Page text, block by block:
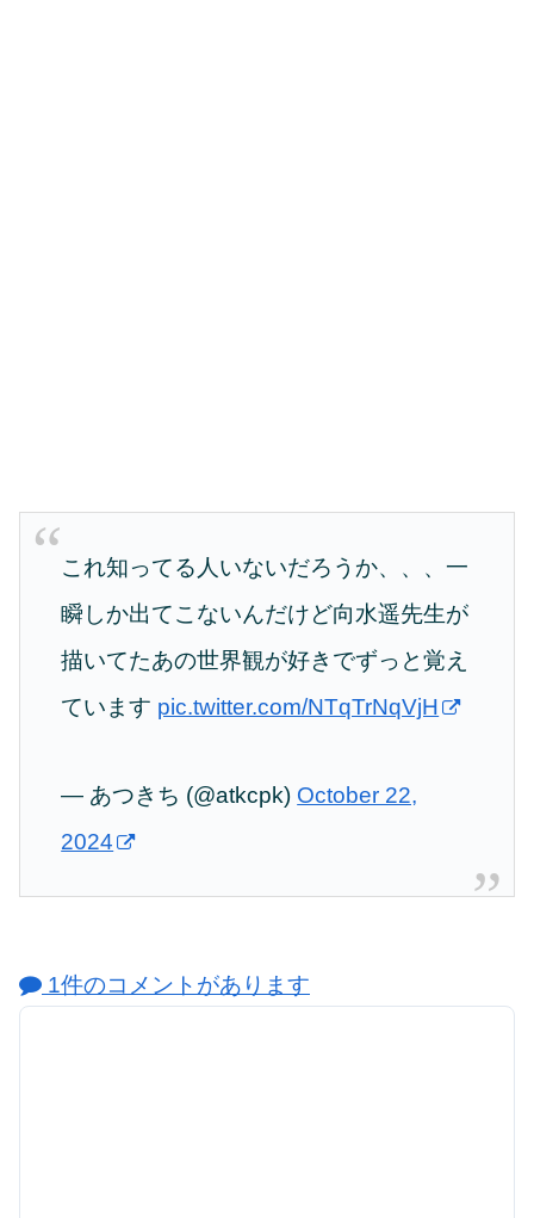
これ知ってる人いないだろうか、、、一
瞬しか出てこないんだけど向水遥先生が
描いてたあの世界観が好きでずっと覚え
ています pic.twitter.com/NTqTrNqVjH
— あつきち (@atkcpk) October 22,
2024
1件のコメントがあります